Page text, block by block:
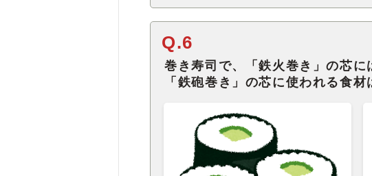
Q.6
巻き寿司で、「鉄火巻き」の芯に
「鉄砲巻き」の芯に使われる食材